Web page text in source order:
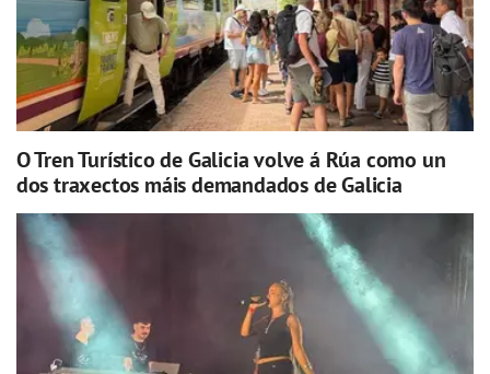
O Tren Turístico de Galicia volve á Rúa como un
dos traxectos máis demandados de Galicia